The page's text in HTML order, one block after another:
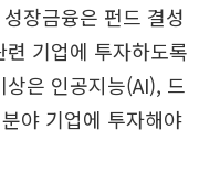
장금융은 펀드 결성
기업에 투자하도록
은 인공지능(AI), 드
야 기업에 투자해야